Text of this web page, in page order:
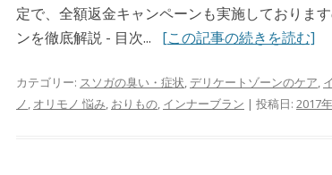
定で、全額返金キャンペーンも実施しておりま
ンを徹底解説 - 目次... [この記事の続きを読む]
カテゴリー: スソガの臭い・症状, デリケートゾーンのケア,
ノ, オリモノ 悩み, おりもの, インナーブラン | 投稿日: 2017